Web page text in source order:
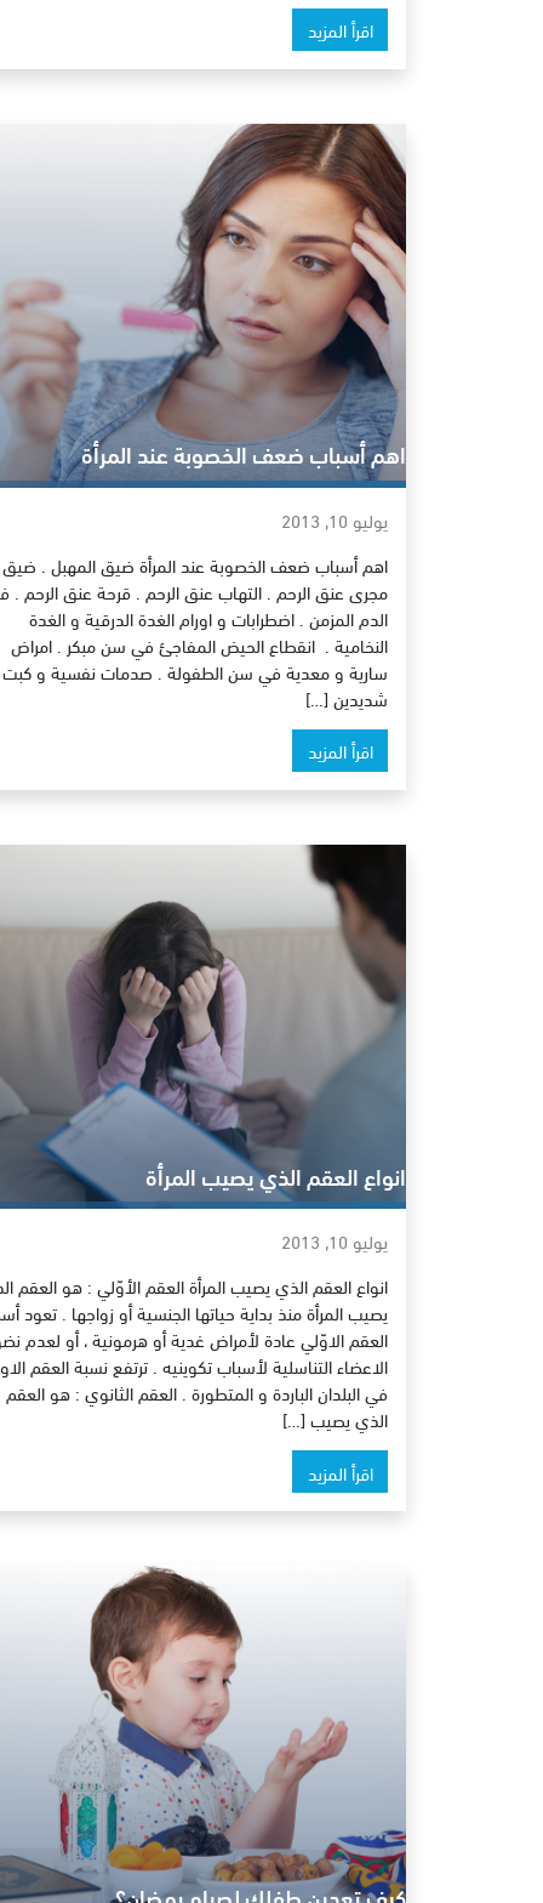
اقرأ المزيد
اهم أسباب ضعف الخصوبة عند المرأة
يوليو 10, 2013
اهم أسباب ضعف الخصوبة عند المرأة ضيق المهبل . ضيق
مجرى عنق الرحم . التهاب عنق الرحم . قرحة عنق الرحم .
الدم المزمن . اضطرابات و اورام الغدة الدرقية و الغدة
النخامية . انقطاع الحيض المفاجئ في سن مبكر . امراض
سارية و معدية في سن الطفولة . صدمات نفسية و كبت
شديدين […]
اقرأ المزيد
انواع العقم الذي يصيب المرأة
يوليو 10, 2013
انواع العقم الذي يصيب المرأة العقم الأوّلي : هو العقم
يصيب المرأة منذ بداية حياتها الجنسية أو زواجها . تعود
العقم الاوّلي عادة لأمراض غدية أو هرمونية ، أو لعدم
الاعضاء التناسلية لأسباب تكوينيه . ترتفع نسبة العقم
في البلدان الباردة و المتطورة . العقم الثانوي : هو العقم
الذي يصيب […]
اقرأ المزيد
كيف تعدين طفلك لصيام رمضان؟